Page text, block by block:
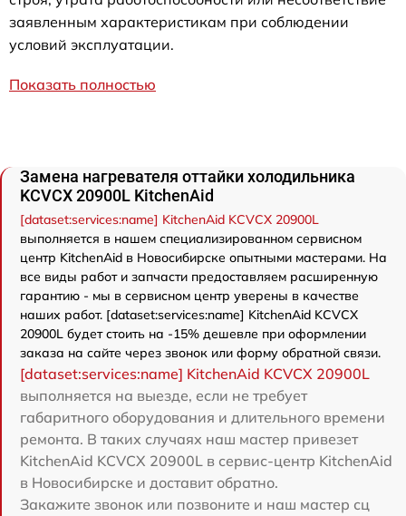
заявленным характеристикам при соблюдении
условий эксплуатации.
Показать полностью
Замена нагревателя оттайки холодильника
KCVCX 20900L KitchenAid
[dataset:services:name] KitchenAid KCVCX 20900L
выполняется в нашем специализированном сервисном
центр KitchenAid в Новосибирске опытными мастерами. На
все виды работ и запчасти предоставляем расширенную
гарантию - мы в сервисном центр уверены в качестве
наших работ. [dataset:services:name] KitchenAid KCVCX
20900L будет стоить на -15% дешевле при оформлении
заказа на сайте через звонок или форму обратной связи.
[dataset:services:name] KitchenAid KCVCX 20900L
выполняется на выезде, если не требует
габаритного оборудования и длительного времени
ремонта. В таких случаях наш мастер привезет
KitchenAid KCVCX 20900L в сервис-центр KitchenAid
в Новосибирске и доставит обратно.
Закажите звонок или позвоните и наш мастер сц